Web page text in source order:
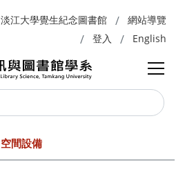
淡江大學覺生紀念圖書館
網站導覽
登入
English
空間設備